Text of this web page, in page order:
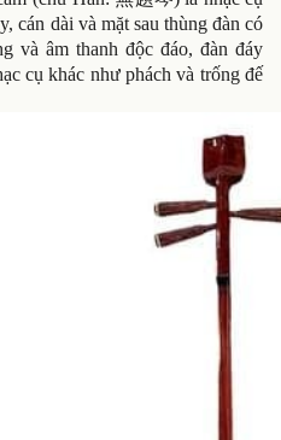
cán dài và mặt sau thùng đàn có
và âm thanh độc đáo, đàn đáy
cụ khác như phách và trống đế